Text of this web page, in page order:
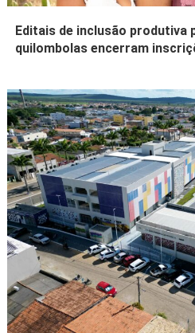
Editais de inclusão produtiva
quilombolas encerram